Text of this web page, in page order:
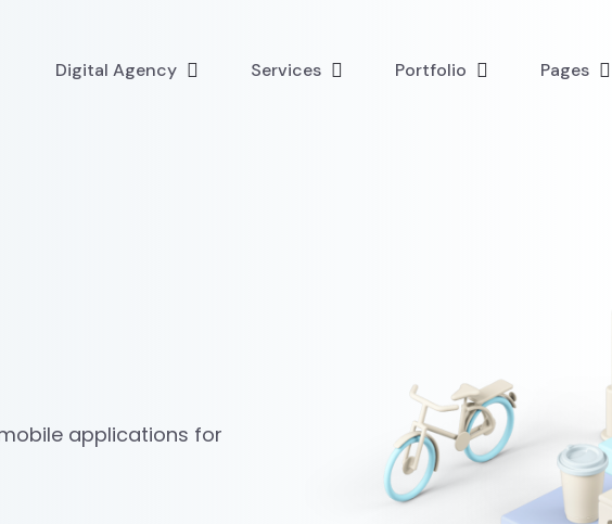
Digital Agency Services Portfolio Pages
applications for